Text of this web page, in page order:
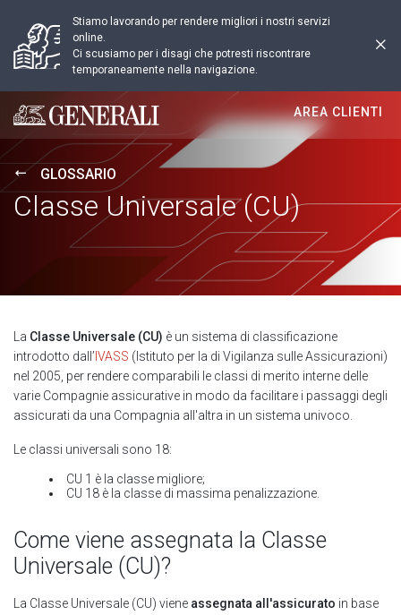
Stiamo lavorando per rendere migliori i nostri servizi
online.
Ci scusiamo per i disagi che potresti riscontrare
temporaneamente nella navigazione.
Generali logo
AREA CLIENTI
GLOSSARIO
Classe Universale (CU)
La Classe Universale (CU) è un sistema di classificazione
introdotto dall’ IVASS (Istituto per la di Vigilanza sulle Assicurazioni)
nel 2005, per rendere comparabili le classi di merito interne delle
varie Compagnie assicurative in modo da facilitare i passaggi degli
assicurati da una Compagnia all'altra in un sistema univoco.
Le classi universali sono 18:
CU 1 è la classe migliore;
CU 18 è la classe di massima penalizzazione.
Come viene assegnata la Classe
Universale (CU)?
La Classe Universale (CU) viene assegnata all'assicurato in base